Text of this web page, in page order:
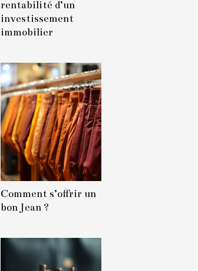
rentabilité d’un
investissement
immobilier
Comment s’offrir un
bon Jean ?